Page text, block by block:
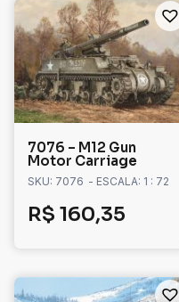
7076 – M12 Gun
Motor Carriage
SKU: 7076 - ESCALA: 1 : 72
R$ 160,35